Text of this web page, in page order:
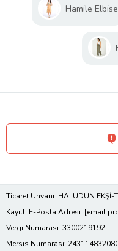
Hamile Elbise
Ticaret Ünvanı: HALUDUN EKŞİ-
Kayıtlı E-Posta Adresi: [email
Vergi Numarası: 3300219192
Mersis Numarası: